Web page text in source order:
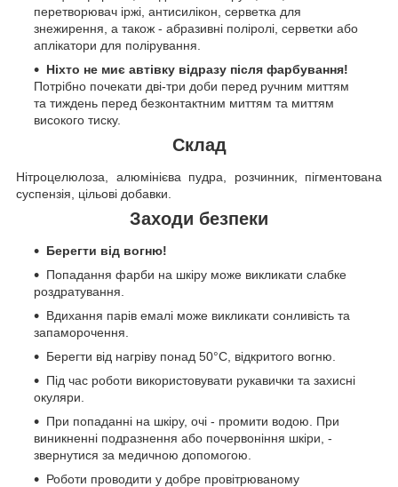
перетворювач іржі, антисилікон, серветка для
знежирення, а також - абразивні поліролі, серветки або
аплікатори для полірування.
Ніхто не миє автівку відразу після фарбування!
Потрібно почекати дві-три доби перед ручним миттям
та тиждень перед безконтактним миттям та миттям
високого тиску.
Склад
Нітроцелюлоза, алюмінієва пудра, розчинник, пігментована
суспензія, цільові добавки.
Заходи безпеки
Берегти від вогню!
Попадання фарби на шкіру може викликати слабке
роздратування.
Вдихання парів емалі може викликати сонливість та
запаморочення.
Берегти від нагріву понад 50°C, відкритого вогню.
Під час роботи використовувати рукавички та захисні
окуляри.
При попаданні на шкіру, очі - промити водою. При
виникненні подразнення або почервоніння шкіри, -
звернутися за медичною допомогою.
Роботи проводити у добре провітрюваному